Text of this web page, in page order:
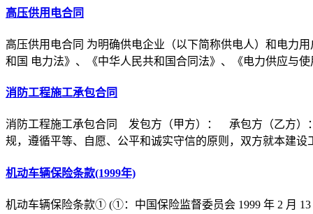
高压供用电合同
高压供用电合同 为明确供电企业（以下简称供电人）和电力
和国 电力法》、《中华人民共和国合同法》、《电力供应与
消防工程施工承包合同
消防工程施工承包合同 发包方（甲方）： 承包方（乙方）
规，遵循平等、自愿、公平和诚实守信的原则，双方就本建设
机动车辆保险条款(1999年)
机动车辆保险条款① (①：中国保险监督委员会 1999 年 2 月